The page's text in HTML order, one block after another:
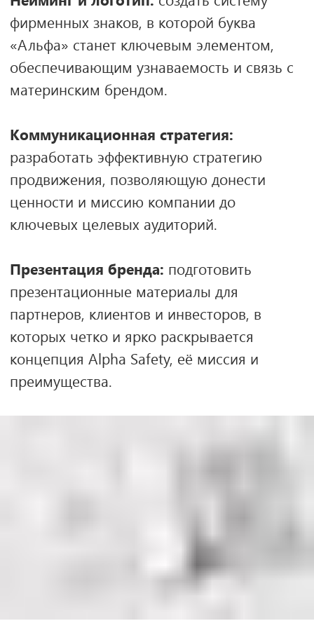
бренда Alpha
в будущем.
Максим Еремкин
Исполнительный директор
проекта:
Айжан Мадиходжаева
Брендинг и концепция:
Максим Еремкин
Дизайн: